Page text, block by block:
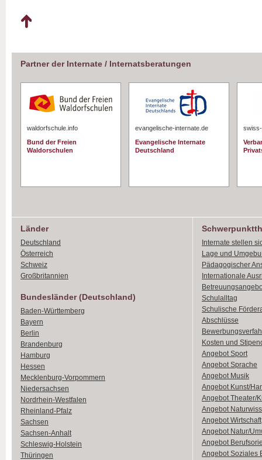
Partner der Internate / Internatsberatungen
waldorfschule.info
Bund der Freien
Waldorschulen
evangelische-internate.de
Evangelische Internate
Deutschland
Länder
Deutschland
Österreich
Schweiz
Großbritannien
Bundesländer (Deutschland)
Baden-Württemberg
Bayern
Berlin
Brandenburg
Hamburg
Hessen
Mecklenburg-Vorpommern
Niedersachsen
Nordrhein-Westfalen
Rheinland-Pfalz
Sachsen
Sachsen-Anhalt
Schleswig-Holstein
Thüringen
Internate stellen
Lage und
Pädagogischer
Internationale
Schulalltag
Schulische
Abschlüsse
Kosten und
Angebot Sport
Angebot Sprache
Angebot Musik
Angebot Kunst/
Angebot Theater/
Angebot
Angebot Wirtschaft
Angebot Natur/
Angebot
Angebot Soziales